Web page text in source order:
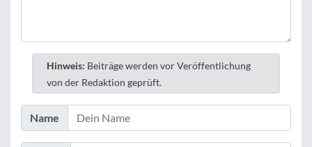
Hinweis: Beiträge werden vor Veröffentlichung
von der Redaktion geprüft.
Name